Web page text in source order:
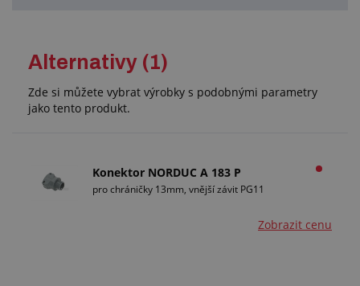
Alternativy (1)
Zde si můžete vybrat výrobky s podobnými parametry
jako tento produkt.
Konektor NORDUC A 183 P
pro chráničky 13mm, vnější závit PG11
Zobrazit cenu